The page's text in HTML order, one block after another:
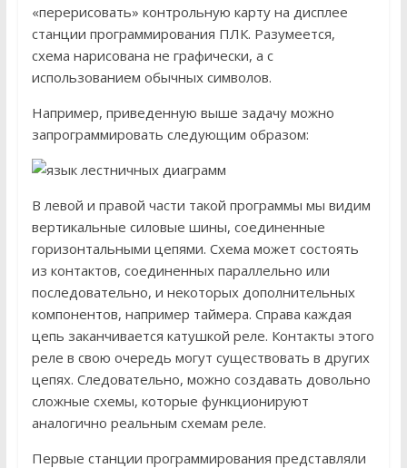
«перерисовать» контрольную карту на дисплее
станции программирования ПЛК. Разумеется,
схема нарисована не графически, а с
использованием обычных символов.
Например, приведенную выше задачу можно
запрограммировать следующим образом:
В левой и правой части такой программы мы видим
вертикальные силовые шины, соединенные
горизонтальными цепями. Схема может состоять
из контактов, соединенных параллельно или
последовательно, и некоторых дополнительных
компонентов, например таймера. Справа каждая
цепь заканчивается катушкой реле. Контакты этого
реле в свою очередь могут существовать в других
цепях. Следовательно, можно создавать довольно
сложные схемы, которые функционируют
аналогично реальным схемам реле.
Первые станции программирования представляли